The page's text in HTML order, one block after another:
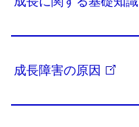
成長障害の原因